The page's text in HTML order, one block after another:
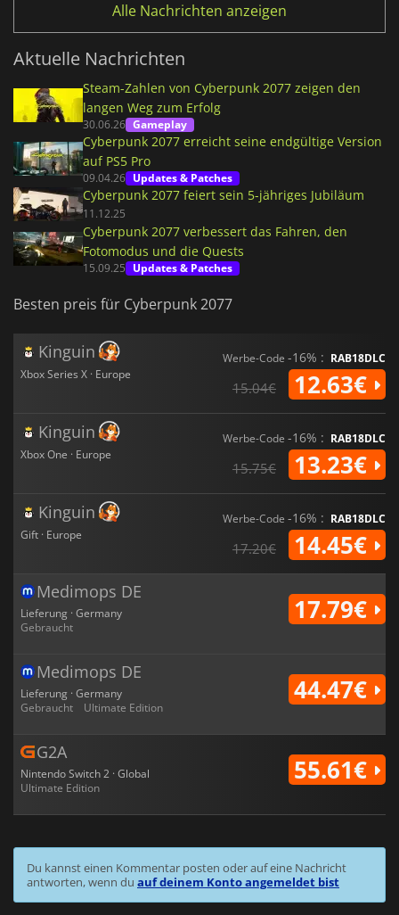
Alle Nachrichten anzeigen
Aktuelle Nachrichten
Steam-Zahlen von Cyberpunk 2077 zeigen den
langen Weg zum Erfolg
30.06.26 Gameplay
Cyberpunk 2077 erreicht seine endgültige Version
auf PS5 Pro
09.04.26 Updates & Patches
Cyberpunk 2077 feiert sein 5-jähriges Jubiläum
11.12.25
Cyberpunk 2077 verbessert das Fahren, den
Fotomodus und die Quests
15.09.25 Updates & Patches
Besten preis für Cyberpunk 2077
Kinguin
Xbox Series X · Europe
Werbe-Code -16% : RAB18DLC
15.04€ 12.63€
Kinguin
Xbox One · Europe
Werbe-Code -16% : RAB18DLC
15.75€ 13.23€
Kinguin
Gift · Europe
Werbe-Code -16% : RAB18DLC
17.20€ 14.45€
Medimops DE
Lieferung · Germany
Gebraucht
17.79€
Medimops DE
Lieferung · Germany
Gebraucht
Ultimate Edition
44.47€
G2A
Nintendo Switch 2 · Global
Ultimate Edition
55.61€
Du kannst einen Kommentar posten oder auf eine Nachricht
antworten, wenn du auf deinem Konto angemeldet bist